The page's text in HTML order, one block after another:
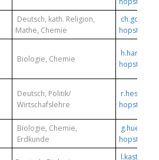
Deutsch, kath. Religion,
Mathe, Chemie
hopsten.de
Biologie, Chemie
hopsten.de
Deutsch, Politik/
Wirtschafslehre
hopsten.de
Biologie, Chemie,
Erdkunde
hopsten.de